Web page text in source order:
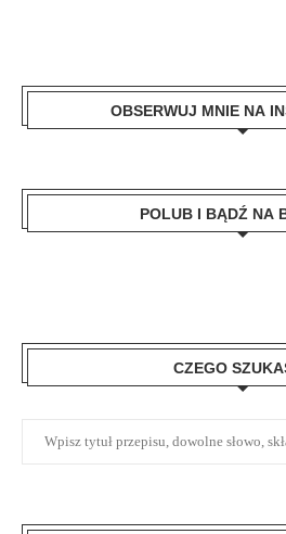
OBSERWUJ MNIE NA
POLUB I BĄDŹ NA
CZEGO